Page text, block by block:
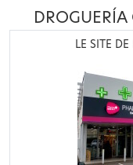
LE SITE